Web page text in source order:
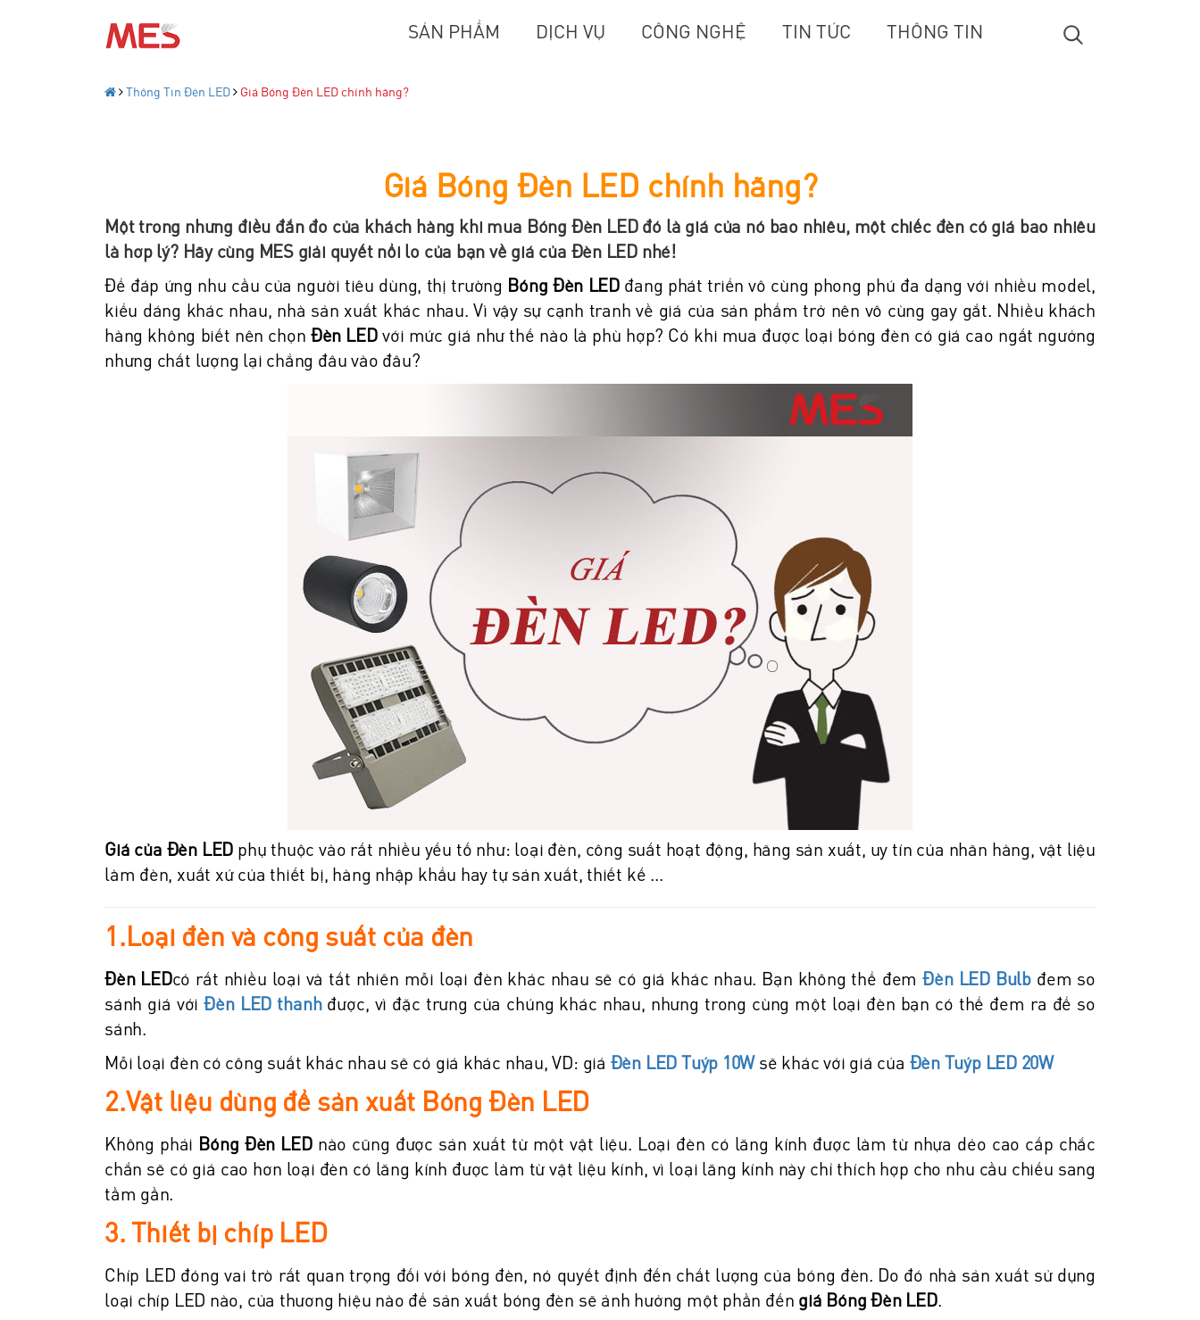
SẢN PHẨM DỊCH VỤ CÔNG NGHỆ TIN TỨC THÔNG TIN
Thông Tin Đèn LED Giá Bóng Đèn LED chính hãng?
Giá Bóng Đèn LED chính hãng?
Một trong những điều đắn đo của khách hàng khi mua Bóng Đèn LED đó là giá của nó bao nhiêu, một chiếc đèn có giá bao nhiêu
là hợp lý? Hãy cùng MES giải quyết nổi lo của bạn về giá của Đèn LED nhé!
Để đáp ứng nhu cầu của người tiêu dùng, thị trường Bóng Đèn LEDđang phát triển vô cùng phong phú đa dạng với nhiều model,
kiểu dáng khác nhau, nhà sản xuất khác nhau. Vì vậy sự cạnh tranh về giá của sản phẩm trở nên vô cùng gay gắt. Nhiều khách
hàng không biết nên chọn Đèn LEDvới mức giá như thế nào là phù hợp? Có khi mua được loại bóng đèn có giá cao ngất ngưởng
nhưng chất lượng lại chẳng đâu vào đâu?
Giá của Đèn LED phụ thuộc vào rất nhiều yếu tố như: loại đèn, công suất hoạt động, hãng sản xuất, uy tín của nhãn hàng, vật liệu
làm đèn, xuất xứ của thiết bị, hàng nhập khẩu hay tự sản xuất, thiết kế ...
1.Loại đèn và công suất của đèn
Đèn LEDcó rất nhiều loại và tất nhiên mỗi loại đèn khác nhau sẽ có giá khác nhau. Bạn không thể đemĐèn LED Bulb đem so
sánh giá vớiĐèn LED thanhđược, vì đặc trưng của chúng khác nhau, nhưng trong cùng một loại đèn bạn có thể đem ra để so
sánh.
Mỗi loại đèn có công suất khác nhau sẽ có giá khác nhau, VD: giá Đèn LED Tuýp 10W sẽ khác với giá của Đèn Tuýp LED 20W
2.Vật liệu dùng để sản xuất Bóng Đèn LED
Không phải Bóng Đèn LEDnào cũng được sản xuất từ một vật liệu. Loại đèn có lăng kính được làm từ nhựa dẻo cao cấp chắc
chắn sẽ có giá cao hơn loại đèn có lăng kính được làm từ vật liệu kính, vì loại lăng kính này chỉ thích hợp cho nhu cầu chiếu sang
tầm gần.
3. Thiết bị chíp LED
Chíp LED đóng vai trò rất quan trọng đối với bóng đèn, nó quyết định đến chất lượng của bóng đèn. Do đó nhà sản xuất sử dụng
loại chíp LED nào, của thương hiệu nào để sản xuất bóng đèn sẽ ảnh hưởng một phần đến giá Bóng Đèn LED.